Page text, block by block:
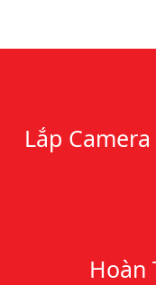
Lý do chọn
Lắp
Hoàn